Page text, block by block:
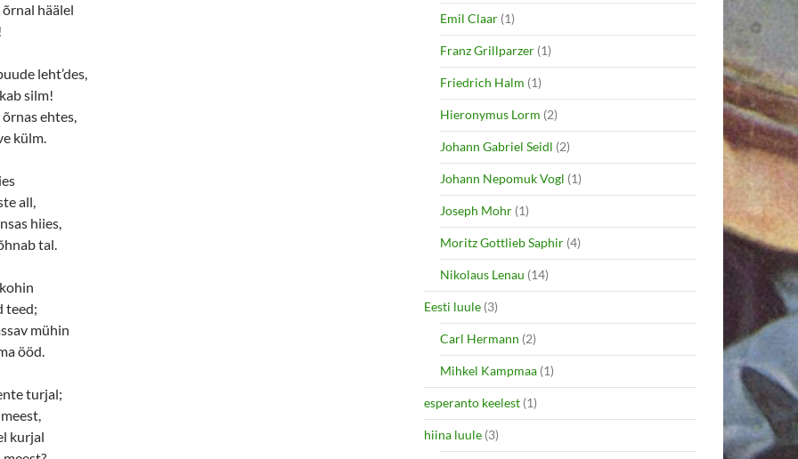
häälel
leht’des,
silm!
ehtes,
külm.
all,
hiies,
tal.
teed;
mühin
ööd.
turjal;
kurjal
Emil Claar (1)
Franz Grillparzer (1)
Friedrich Halm (1)
Hieronymus Lorm (2)
Johann Gabriel Seidl (2)
Johann Nepomuk Vogl (1)
Joseph Mohr (1)
Moritz Gottlieb Saphir (4)
Nikolaus Lenau (14)
Eesti luule (3)
Carl Hermann (2)
Mihkel Kampmaa (1)
esperanto keelest (1)
hiina luule (3)